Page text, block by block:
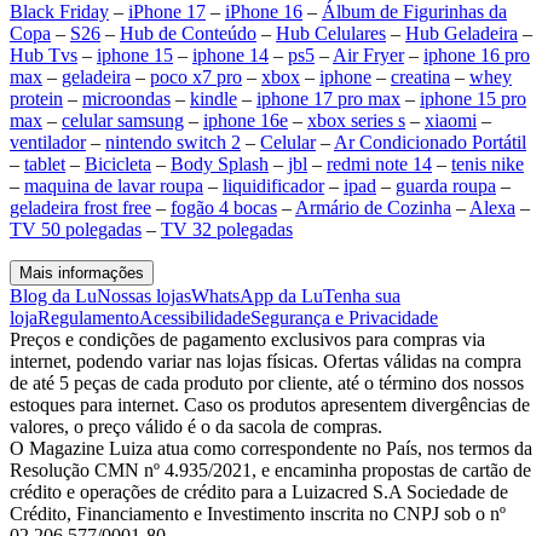
Black Friday – iPhone 17 – iPhone 16 – Álbum de Figurinhas da
Copa – S26 – Hub de Conteúdo – Hub Celulares – Hub Geladeira –
Hub Tvs – iphone 15 – iphone 14 – ps5 – Air Fryer– iphone 16 pro
max – geladeira – poco x7 pro – xbox – iphone – creatina – whey
protein – microondas – kindle – iphone 17 pro max – iphone 15 pro
max – celular samsung – iphone 16e – xbox series s – xiaomi –
ventilador– nintendo switch 2 – Celular– Ar Condicionado Portátil
– tablet – Bicicleta – Body Splash – jbl – redmi note 14 – tenis nike
– maquina de lavar roupa – liquidificador– ipad – guarda roupa –
geladeira frost free – fogão 4 bocas – Armário de Cozinha – Alexa –
TV 50 polegadas – TV 32 polegadas
Mais informações
Blog da LuNossas lojasWhatsApp da LuTenha sua
lojaRegulamentoAcessibilidadeSegurança e Privacidade
Preços e condições de pagamento exclusivos para compras via
internet, podendo variar nas lojas físicas. Ofertas válidas na compra
de até 5 peças de cada produto por cliente, até o término dos nossos
estoques para internet. Caso os produtos apresentem divergências de
valores, o preço válido é o da sacola de compras.
O Magazine Luiza atua como correspondente no País, nos termos da
Resolução CMN nº 4.935/2021, e encaminha propostas de cartão de
crédito e operações de crédito para a Luizacred S.A Sociedade de
Crédito, Financiamento e Investimento inscrita no CNPJ sob o nº